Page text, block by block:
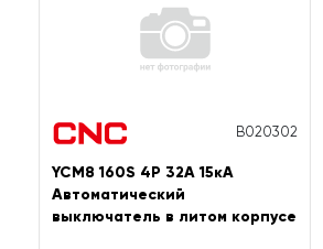
B020302
YCM8 160S 4P 32A 15кА
Автоматический
выключатель в литом корпусе